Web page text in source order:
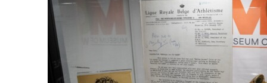
07 août 2026 Consulter l'article "Mémorial Van Damme:
Dernier kilomètre : comment rendre
les livraisons plus durables en